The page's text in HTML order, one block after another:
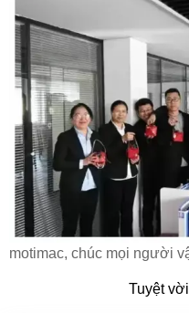
motimac, chúc mọi người
Tuyệt